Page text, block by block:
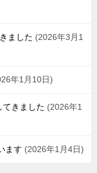
ました
2026年3月1
年1月10日
てきました
2026年1
ます 2026年1月4日